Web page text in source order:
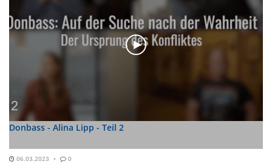
Donbass - Alina Lipp - Teil 2
06.03.2023 0